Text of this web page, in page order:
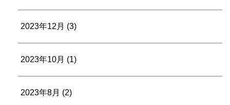
2023年12月 (3)
2023年10月 (1)
2023年8月 (2)